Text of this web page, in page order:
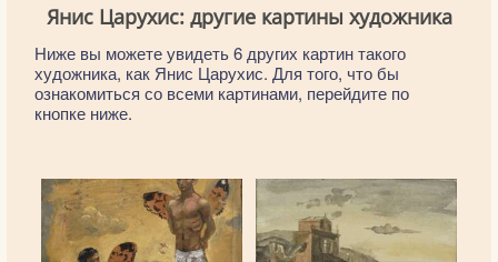
Янис Царухис: другие картины художника
Ниже вы можете увидеть 6 других картин такого
художника, как Янис Царухис. Для того, что бы
ознакомиться со всеми картинами, перейдите по
кнопке ниже.